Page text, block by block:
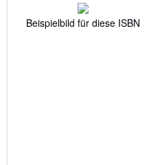
Beispielbild für diese ISBN